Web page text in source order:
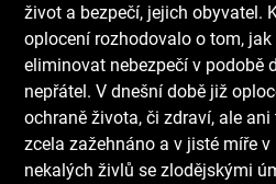
život a bezpečí, jejich obyvatel.
oplocení rozhodovalo o tom,
eliminovat nebezpečí v podobě
nepřátel. V dnešní době již
ochraně života, či zdraví, ale
zcela zažehnáno a v jisté míře
nekalých živlů se zlodějskými